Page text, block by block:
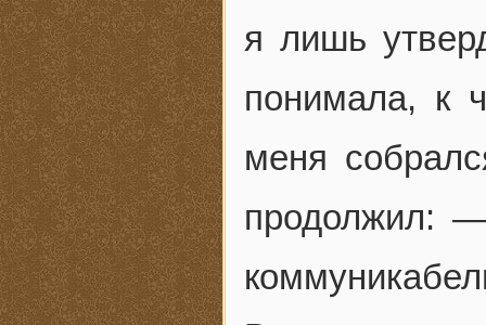
я лишь
понимала, к
меня
продолжил: —